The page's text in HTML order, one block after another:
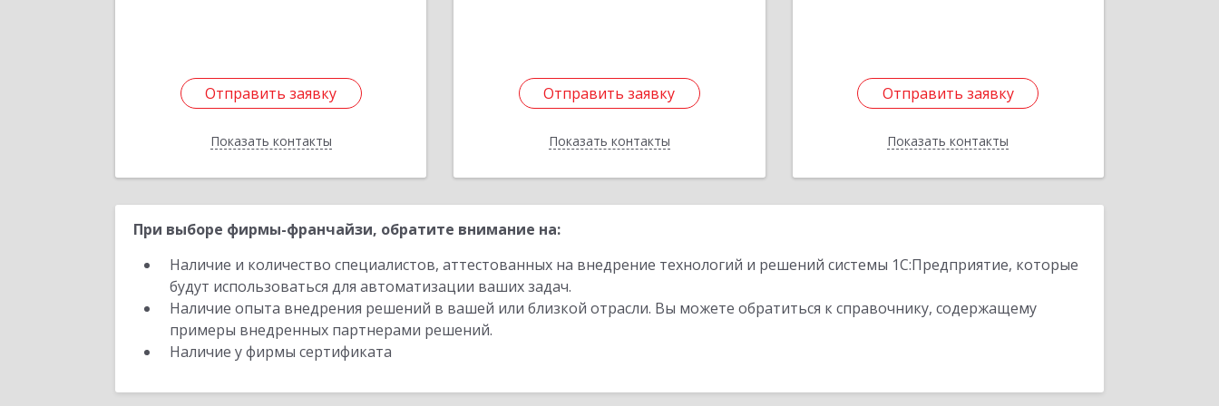
Отправить заявку
Показать контакты
Отправить заявку
Назад
Отправить заявку
Показать контакты
Отправить заявку
Назад
Отправить заявку
Показать контакты
Отправить заявку
Назад
При выборе фирмы-франчайзи, обратите внимание на:
Наличие и количество специалистов, аттестованных на внедрение технологий и решений системы 1С:Предприятие, которые
будут использоваться для автоматизации ваших задач.
Наличие опыта внедрения решений в вашей или близкой отрасли. Вы можете обратиться к справочнику, содержащему
примеры внедренных партнерами решений.
Наличие у фирмы сертификата